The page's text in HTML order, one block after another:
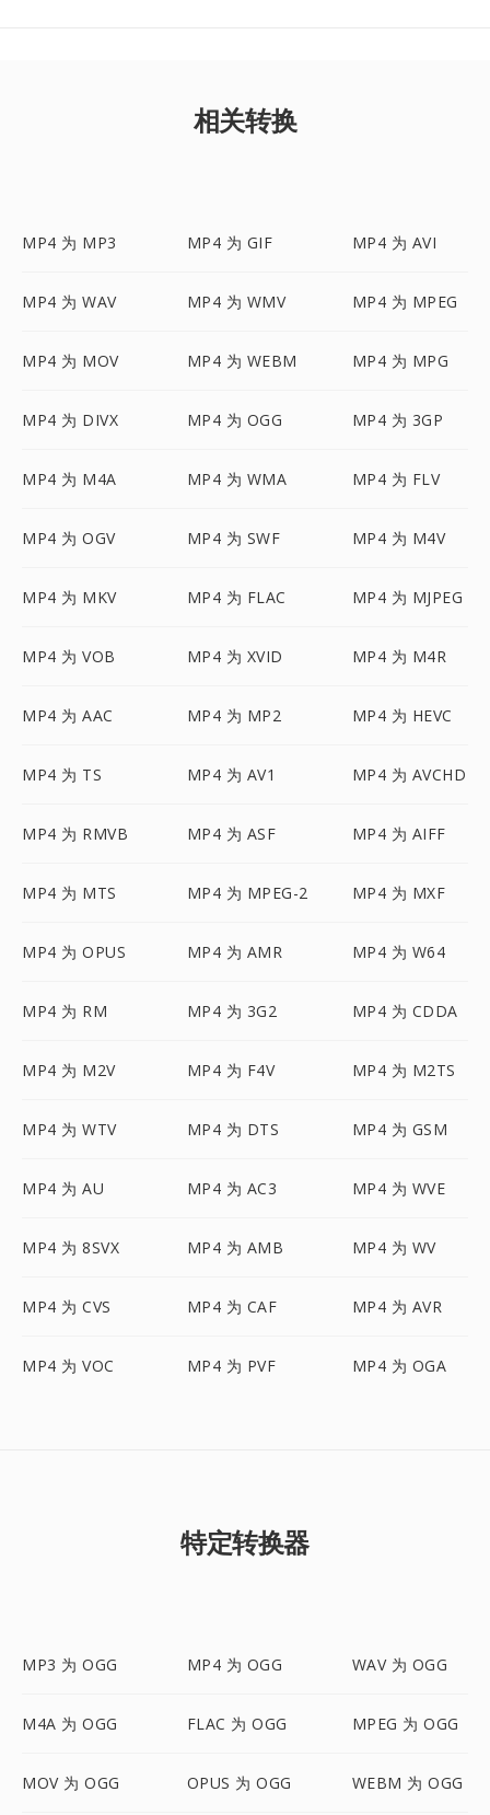
相关转换
MP4 为 MP3 MP4 为 GIF MP4 为 AVI
MP4 为 WAV MP4 为 WMV MP4 为 MPEG
MP4 为 MOV MP4 为 WEBM MP4 为 MPG
MP4 为 DIVX MP4 为 OGG MP4 为 3GP
MP4 为 M4A MP4 为 WMA MP4 为 FLV
MP4 为 OGV MP4 为 SWF MP4 为 M4V
MP4 为 MKV MP4 为 FLAC MP4 为 MJPEG
MP4 为 VOB MP4 为 XVID MP4 为 M4R
MP4 为 AAC MP4 为 MP2 MP4 为 HEVC
MP4 为 TS MP4 为 AV1 MP4 为 AVCHD
MP4 为 RMVB MP4 为 ASF MP4 为 AIFF
MP4 为 MTS MP4 为 MPEG-2 MP4 为 MXF
MP4 为 OPUS MP4 为 AMR MP4 为 W64
MP4 为 RM MP4 为 3G2 MP4 为 CDDA
MP4 为 M2V MP4 为 F4V MP4 为 M2TS
MP4 为 WTV MP4 为 DTS MP4 为 GSM
MP4 为 AU MP4 为 AC3 MP4 为 WVE
MP4 为 8SVX MP4 为 AMB MP4 为 WV
MP4 为 CVS MP4 为 CAF MP4 为 AVR
MP4 为 VOC MP4 为 PVF MP4 为 OGA
特定转换器
MP3 为 OGG MP4 为 OGG WAV 为 OGG
M4A 为 OGG FLAC 为 OGG MPEG 为 OGG
MOV 为 OGG OPUS 为 OGG WEBM 为 OGG